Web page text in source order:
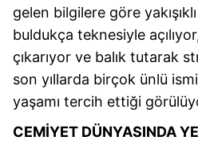
verileriniz işlenmekte olup
toplumu hizmetlerinin sunulması
kullanılmaktadır. Diğer
kılınması ve kişiselleştirilmesi
reklam/pazarlama faaliyetlerinin
sınırlı olarak açık rızanız
Çerezlere ilişkin tercihlerinizi
gelen bilgilere göre
buldukça teknesiyle
çıkarıyor ve balık tutarak
son yıllarda birçok ünlü
yaşamı tercih ettiği
CEMİYET DÜNYASINDA